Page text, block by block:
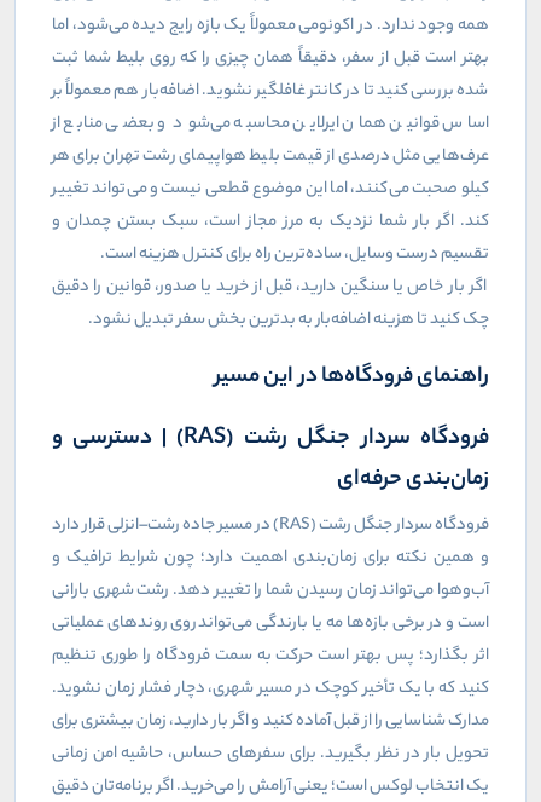
همه وجود ندارد. در اکونومی معمولاً یک بازه رایج دیده می‌شود، اما
بهتر است قبل از سفر، دقیقاً همان چیزی را که روی بلیط شما ثبت
شده بررسی کنید تا در کانتر غافلگیر نشوید. اضافه‌بار هم معمولاً بر
اساس قوانین همان ایرلاین محاسبه می‌شود و بعضی منابع از
عرف‌هایی مثل درصدی از قیمت بلیط هواپیمای رشت تهران برای هر
کیلو صحبت می‌کنند، اما این موضوع قطعی نیست و می‌تواند تغییر
کند. اگر بار شما نزدیک به مرز مجاز است، سبک بستن چمدان و
تقسیم درست وسایل، ساده‌ترین راه برای کنترل هزینه است.
اگر بار خاص یا سنگین دارید، قبل از خرید یا صدور، قوانین را دقیق
چک کنید تا هزینه اضافه‌بار به بدترین بخش سفر تبدیل نشود.
راهنمای فرودگاه‌ها در این مسیر
فرودگاه سردار جنگل رشت (RAS) | دسترسی و
زمان‌بندی حرفه‌ای
فرودگاه سردار جنگل رشت (RAS) در مسیر جاده رشت–انزلی قرار دارد
و همین نکته برای زمان‌بندی اهمیت دارد؛ چون شرایط ترافیک و
آب‌وهوا می‌تواند زمان رسیدن شما را تغییر دهد. رشت شهری بارانی
است و در برخی بازه‌ها مه یا بارندگی می‌تواند روی روندهای عملیاتی
اثر بگذارد؛ پس بهتر است حرکت به سمت فرودگاه را طوری تنظیم
کنید که با یک تأخیر کوچک در مسیر شهری، دچار فشار زمان نشوید.
مدارک شناسایی را از قبل آماده کنید و اگر بار دارید، زمان بیشتری برای
تحویل بار در نظر بگیرید. برای سفرهای حساس، حاشیه امن زمانی
یک انتخاب لوکس است؛ یعنی آرامش را می‌خرید. اگر برنامه‌تان دقیق